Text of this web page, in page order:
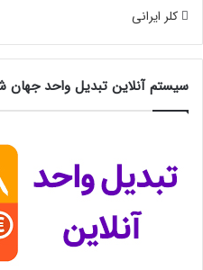
کلر ایرانی
سیستم آنلاین تبدیل واحد جهان